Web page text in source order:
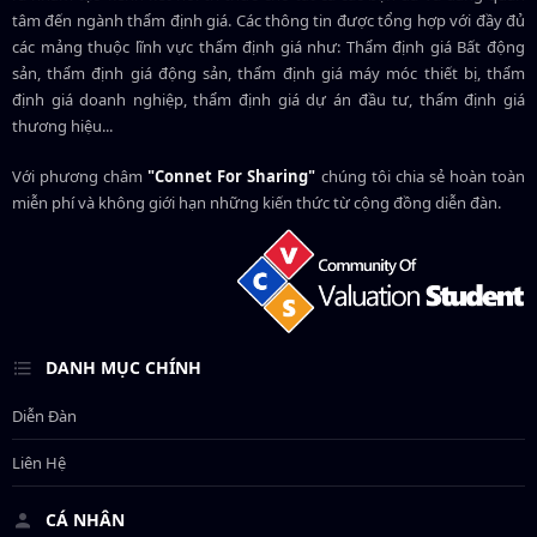
tâm đến ngành thẩm định giá. Các thông tin được tổng hợp với đầy đủ
các mảng thuộc lĩnh vực thẩm định giá như: Thẩm định giá Bất động
sản, thẩm định giá động sản, thẩm định giá máy móc thiết bị, thẩm
định giá doanh nghiệp, thẩm định giá dự án đầu tư, thẩm định giá
thương hiệu...
Với phương châm"Connet For Sharing" chúng tôi chia sẻ hoàn toàn
miễn phí và không giới hạn những kiến thức từ cộng đồng diễn đàn.
DANH MỤC CHÍNH
Diễn Đàn
Liên Hệ
CÁ NHÂN